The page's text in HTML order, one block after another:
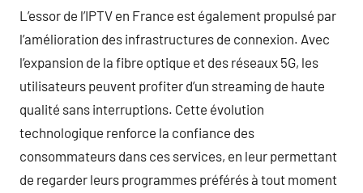
L’essor de l’IPTV en France est également propulsé par
l’amélioration des infrastructures de connexion. Avec
l’expansion de la fibre optique et des réseaux 5G, les
utilisateurs peuvent profiter d’un streaming de haute
qualité sans interruptions. Cette évolution
technologique renforce la confiance des
consommateurs dans ces services, en leur permettant
de regarder leurs programmes préférés à tout moment